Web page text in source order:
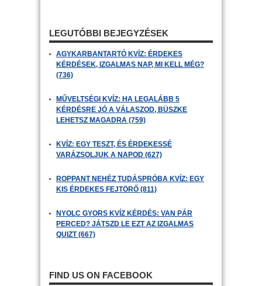
LEGUTÓBBI BEJEGYZÉSEK
AGYKARBANTARTÓ KVÍZ: ÉRDEKES
KÉRDÉSEK, IZGALMAS NAP, MI KELL MÉG?
(736)
MŰVELTSÉGI KVÍZ: HA LEGALÁBB 5
KÉRDÉSRE JÓ A VÁLASZOD, BÜSZKE
LEHETSZ MAGADRA (759)
KVÍZ: EGY TESZT, ÉS ÉRDEKESSÉ
VARÁZSOLJUK A NAPOD (627)
ROPPANT NEHÉZ TUDÁSPRÓBA KVÍZ: EGY
KIS ÉRDEKES FEJTÖRŐ (811)
NYOLC GYORS KVÍZ KÉRDÉS: VAN PÁR
PERCED? JÁTSZD LE EZT AZ IZGALMAS
QUIZT (667)
FIND US ON FACEBOOK